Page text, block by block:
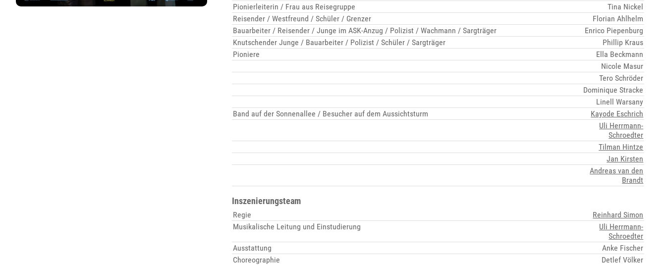
Pionierleiterin / Frau aus Reisegruppe
Tina Nickel
Reisender / Westfreund / Schüler / Grenzer
Florian Ahlhelm
Bauarbeiter / Reisender / Junge im ASK-Anzug / Polizist / Wachmann / Sargträger
Enrico Piepenburg
Knutschender Junge / Bauarbeiter / Polizist / Schüler / Sargträger
Phillip Kraus
Pioniere
Ella Beckmann
Nicole Masur
Tero Schröder
Dominique Stracke
Linell Warsany
Band auf der Sonnenallee / Besucher auf dem Aussichtsturm
Kayode Eschrich
Uli Herrmann-
Schroedter
Tilman Hintze
Jan Kirsten
Andreas van den
Brandt
Inszenierungsteam
Regie
Reinhard Simon
Musikalische Leitung und Einstudierung
Uli Herrmann-
Schroedter
Ausstattung
Anke Fischer
Choreographie
Detlef Völker